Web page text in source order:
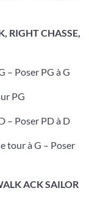
RIGHT CHASSE,
– Poser PG à G
PG
– Poser PD à D
tour à G – Poser
ACK SAILOR